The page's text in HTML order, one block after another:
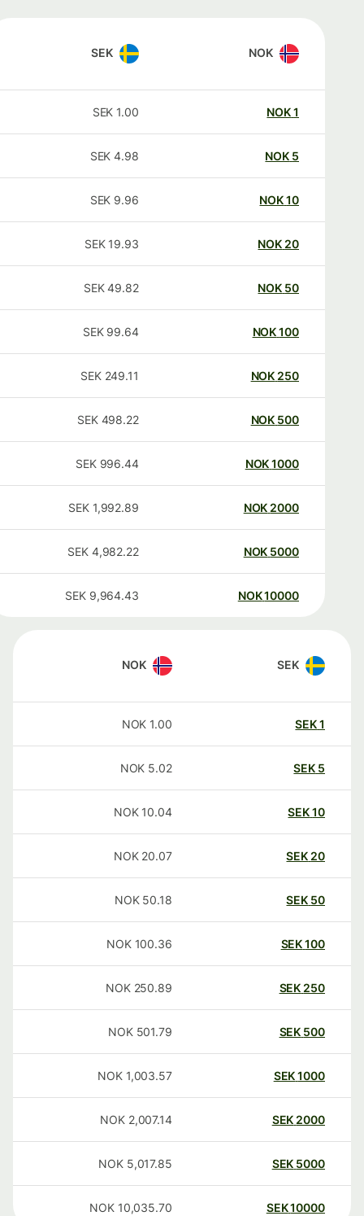
NOK
SEK
NOK
1.00
SEK
NOK
4.98
SEK
NOK
9.96
SEK
20
NOK
19.93
SEK
50
NOK
49.82
SEK
100
NOK
99.64
SEK
250
NOK
249.11
SEK
500
NOK
498.22
SEK
1000
NOK
996.44
SEK
2000
NOK
1,992.89
SEK
5000
NOK
4,982.22
SEK
10000
NOK
9,964.43
SEK
SEK
NOK
SEK
1.00
NOK
SEK
5.02
NOK
SEK
10.04
NOK
20
SEK
20.07
NOK
50
SEK
50.18
NOK
100
SEK
100.36
NOK
250
SEK
250.89
NOK
500
SEK
501.79
NOK
1000
SEK
1,003.57
NOK
2000
SEK
2,007.14
NOK
5000
SEK
5,017.85
NOK
10000
SEK
10,035.70
NOK